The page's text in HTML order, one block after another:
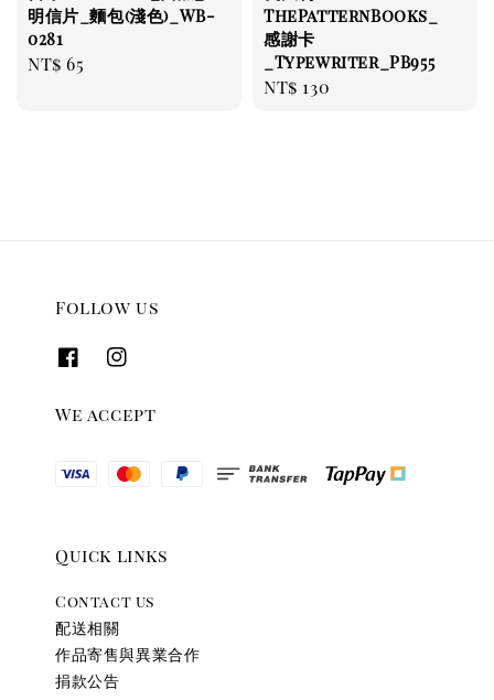
明信片_麵包(淺色)_WB-
0281
Regular
NT$ 65
ThePatternBooks_
感謝卡
_Typewriter_PB955
Regular
NT$ 130
Follow us
We accept
Quick links
Contact us
配送相關
作品寄售與異業合作
捐款公告